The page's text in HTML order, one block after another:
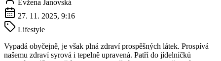
Evžena Janovská
27. 11. 2025, 9:16
Lifestyle
Vypadá obyčejně, je však plná zdraví prospěšných látek. Prospívá
našemu zdraví syrová i tepelně upravená. Patří do jídelníčků